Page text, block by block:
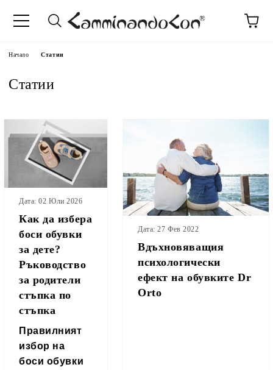
Начало Статии
Статии
Как да избера
боси обувки
за дете?
Ръководство
за родители
стъпка по
стъпка
Дата: 02 Юли 2026
Правилният
избор на
боси обувки
Вдъхновяващия
психологически
eфект на обувките Dr
Orto
Дата: 27 Фев 2022